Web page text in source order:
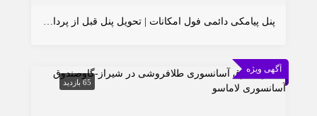
آگهی ویژه
65 بازدید